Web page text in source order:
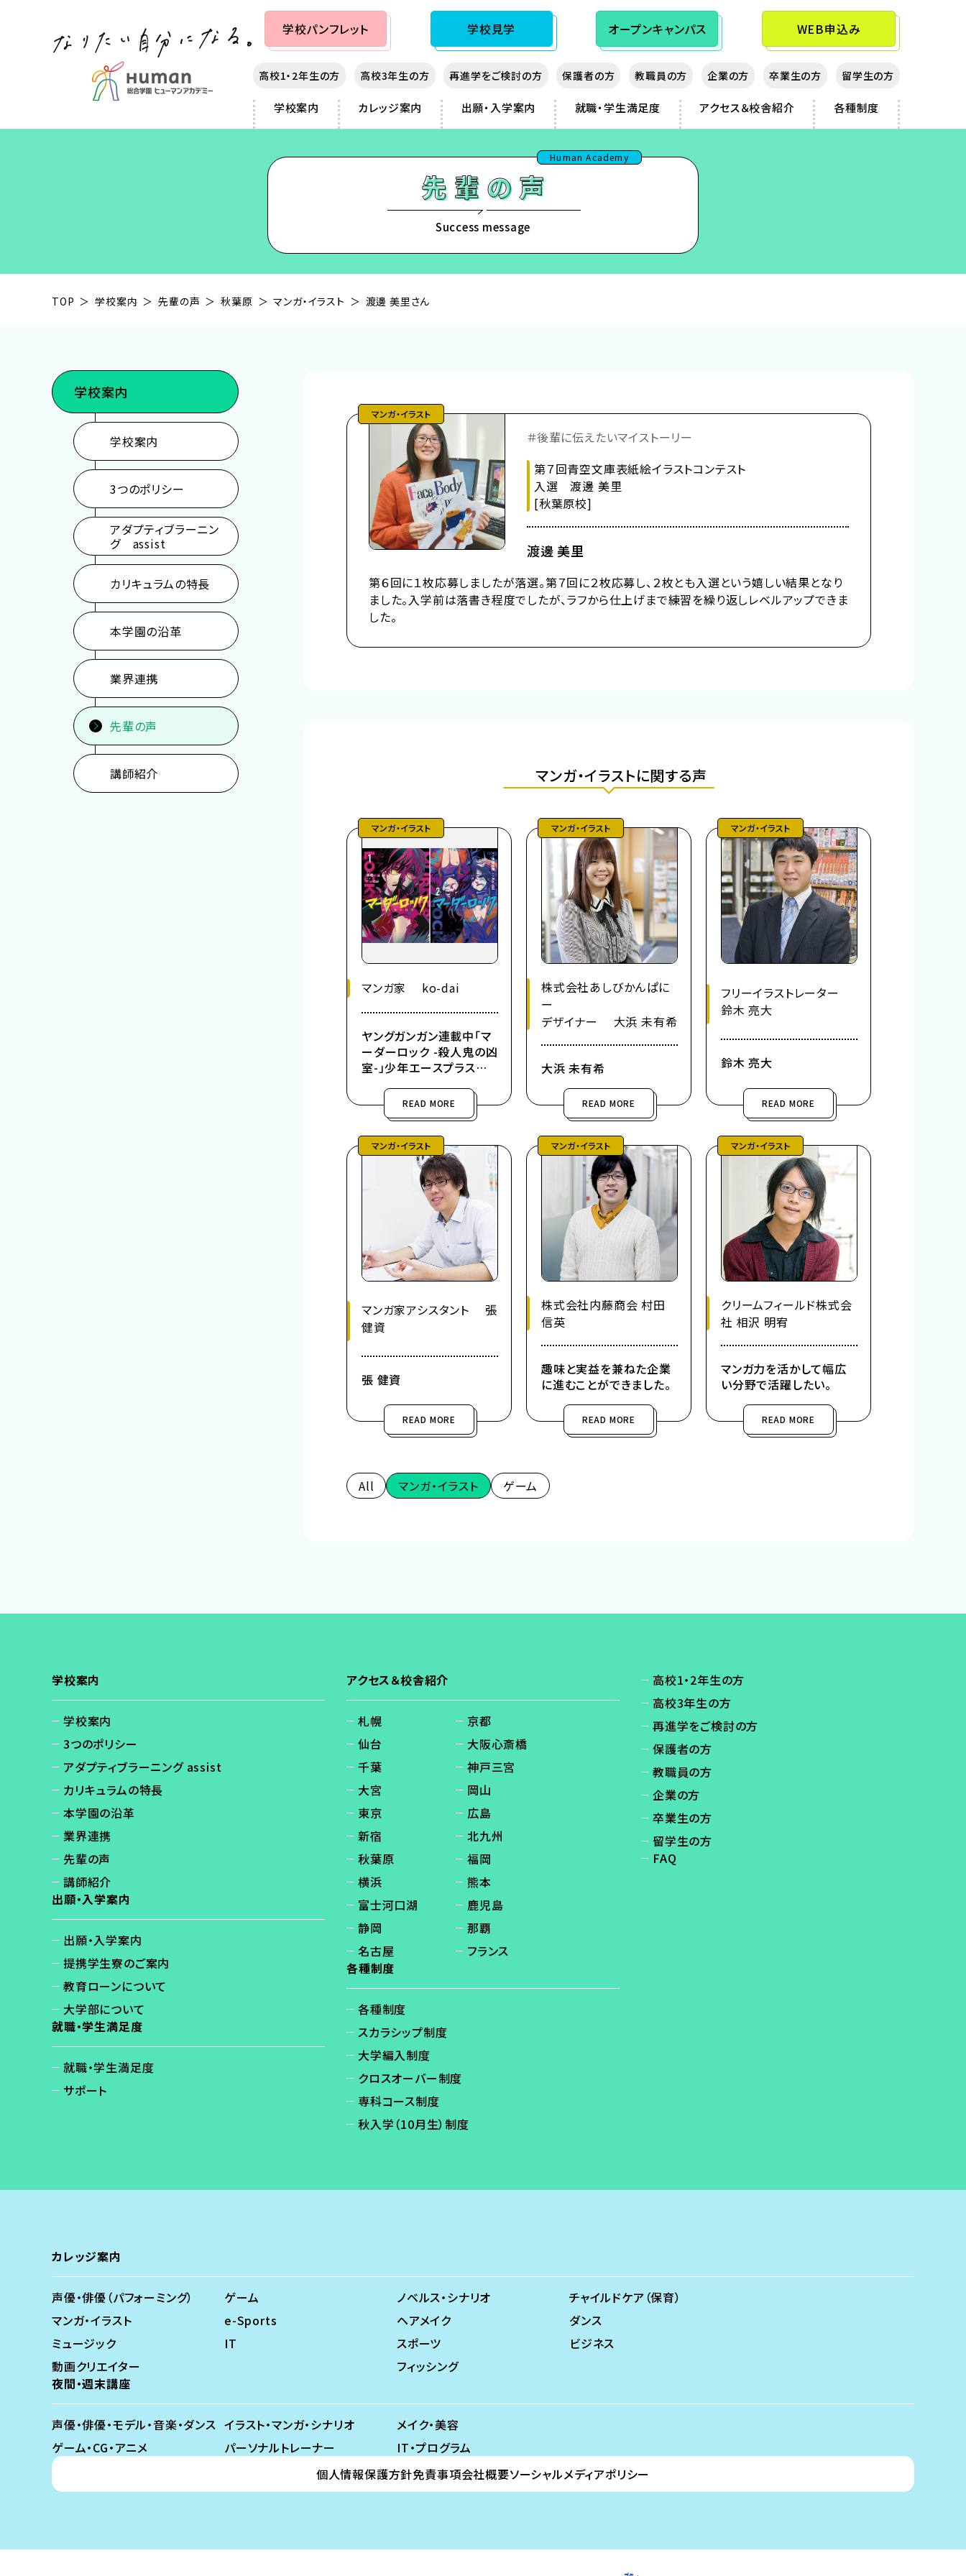
学校パンフレット 学校見学 オープンキャンパス WEB申込み
高校1・2年生の方 高校3年生の方 再進学をご検討の方 保護者の方 教職員の方 企業の方 卒業生の方 留学生の方
学校案内
3つのポリシー
カレッジ案内
ノベルス・シナリオ
夜間・週末講座
出願・入学案内
提携学生寮のご案内
就職・学生満足度 アクセス＆校舎紹介
横浜
那覇
フランス
各種制度
スカラシップ制度
Human Academy
Success message
TOP 学校案内 先輩の声 秋葉原 マンガ・イラスト 渡邊 美里さん
学校案内
学校案内
3つのポリシー
アダプティブラーニン
グ assist
カリキュラムの特長
本学園の沿革
業界連携
先輩の声
講師紹介
マンガ・イラスト
＃後輩に伝えたいマイストーリー
第７回青空文庫表紙絵イラストコンテスト
入選 渡邊 美里
[秋葉原校]
渡邊 美里
第６回に１枚応募しましたが落選。第７回に２枚応募し、２枚とも入選という嬉しい結果となり
ました。入学前は落書き程度でしたが、ラフから仕上げまで練習を繰り返しレベルアップできま
した。
マンガ・イラストに関する声
マンガ・イラスト
マンガ家 ko-dai
ヤングガンガン連載中「マ
ーダーロック -殺人鬼の凶
室-」少年エースプラス
し屋。」
READ MORE
マンガ・イラスト
株式会社あしびかんぱに
ー
デザイナー 大浜 未有希
大浜 未有希
READ MORE
マンガ・イラスト
フリーイラストレーター
鈴木 亮大
鈴木 亮大
READ MORE
マンガ・イラスト
マンガ家アシスタント 張
健資
張 健資
READ MORE
マンガ・イラスト
株式会社内藤商会 村田
信英
趣味と実益を兼ねた企業
に進むことができました。
READ MORE
マンガ・イラスト
クリームフィールド株式会
社 相沢 明宥
マンガ力を活かして幅広
い分野で活躍したい。
READ MORE
All マンガ・イラスト ゲーム
学校案内
学校案内
3つのポリシー
アダプティブラーニング assist
カリキュラムの特長
本学園の沿革
業界連携
先輩の声
講師紹介
出願・入学案内
出願・入学案内
提携学生寮のご案内
教育ローンについて
大学部について
就職・学生満足度
就職・学生満足度
サポート
アクセス＆校舎紹介
札幌
仙台
千葉
大宮
東京
新宿
秋葉原
横浜
富士河口湖
静岡
名古屋
京都
大阪心斎橋
神戸三宮
岡山
広島
北九州
福岡
熊本
鹿児島
那覇
フランス
各種制度
各種制度
スカラシップ制度
大学編入制度
クロスオーバー制度
専科コース制度
秋入学（10月生）制度
高校1・2年生の方
高校3年生の方
再進学をご検討の方
保護者の方
教職員の方
企業の方
卒業生の方
留学生の方
FAQ
カレッジ案内
声優・俳優（パフォーミング）
マンガ・イラスト
ミュージック
動画クリエイター
ゲーム
e-Sports
IT
ノベルス・シナリオ
ヘアメイク
スポーツ
フィッシング
チャイルドケア（保育）
ダンス
ビジネス
夜間・週末講座
声優・俳優・モデル・音楽・ダンス
ゲーム・CG・アニメ
イラスト・マンガ・シナリオ
パーソナルトレーナー
メイク・美容
IT・プログラム
個人情報保護方針免責事項会社概要ソーシャルメディアポリシー